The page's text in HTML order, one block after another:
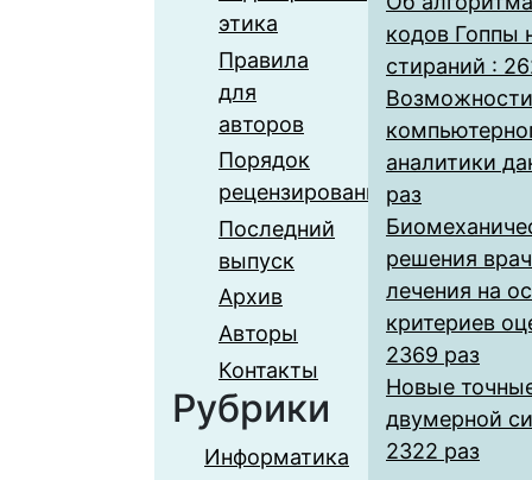
этика
Правила
для
авторов
Порядок
рецензирования
Последний
выпуск
Архив
Авторы
Контакты
Рубрики
Информатика
кодов Гоппы
стираний :
аналитики
раз
решения
лечения на
критериев
2369 раз
Новые
двумерной
2322 раз